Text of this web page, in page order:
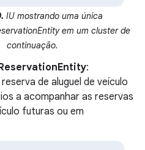
IU mostrando uma única
em um cluster de
continuação.
:
de aluguel de veículo
a acompanhar as reservas
futuras ou em